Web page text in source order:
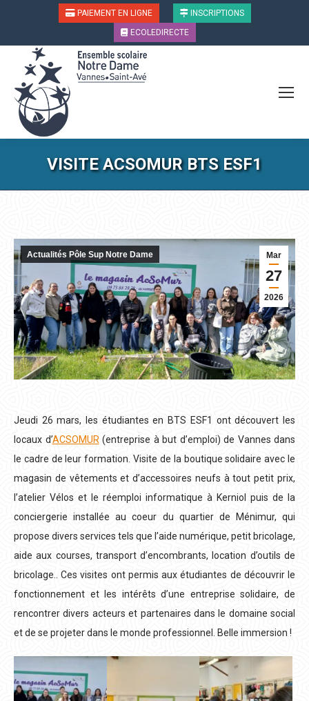
PAIEMENT EN LIGNE
INSCRIPTIONS
ECOLEDIRECTE
VISITE ACSOMUR BTS ESF1
Mar
27
2026
Actualités Pôle Sup Notre Dame
Jeudi 26 mars, les étudiantes en BTS ESF1 ont découvert les
locaux d’ACSOMUR (entreprise à but d’emploi) de Vannes dans
le cadre de leur formation. Visite de la boutique solidaire avec le
magasin de vêtements et d’accessoires neufs à tout petit prix,
l’atelier Vélos et le réemploi informatique à Kerniol puis de la
conciergerie installée au coeur du quartier de Ménimur, qui
propose divers services tels que l’aide numérique, petit bricolage,
aide aux courses, transport d’encombrants, location d’outils de
bricolage.. Ces visites ont permis aux étudiantes de découvrir le
fonctionnement et les intérêts d’une entreprise solidaire, de
rencontrer divers acteurs et partenaires dans le domaine social
et de se projeter dans le monde professionnel. Belle immersion !